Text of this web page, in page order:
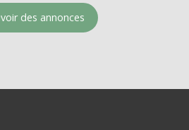
des annonces